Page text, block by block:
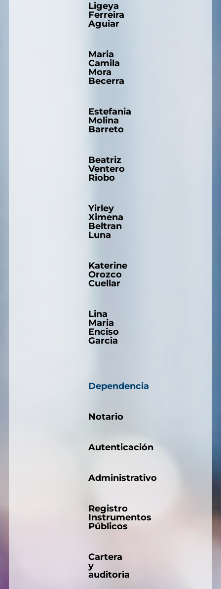
Ligeya
Ferreira
Aguiar
Maria
Camila
Mora
Becerra
Estefania
Molina
Barreto
Beatriz
Ventero
Riobo
Yirley
Ximena
Beltran
Luna
Katerine
Orozco
Cuellar
Lina
Maria
Enciso
Garcia
Dependencia
Notario
Autenticación
Administrativo
Registro
Instrumentos
Públicos
Cartera
y
auditoria